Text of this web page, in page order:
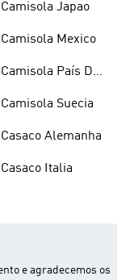
Camisola Japao
Camisola Mexico
Camisola País De
Camisola Suecia
Casaco Alemanha
Casaco Italia
e agradecemos os